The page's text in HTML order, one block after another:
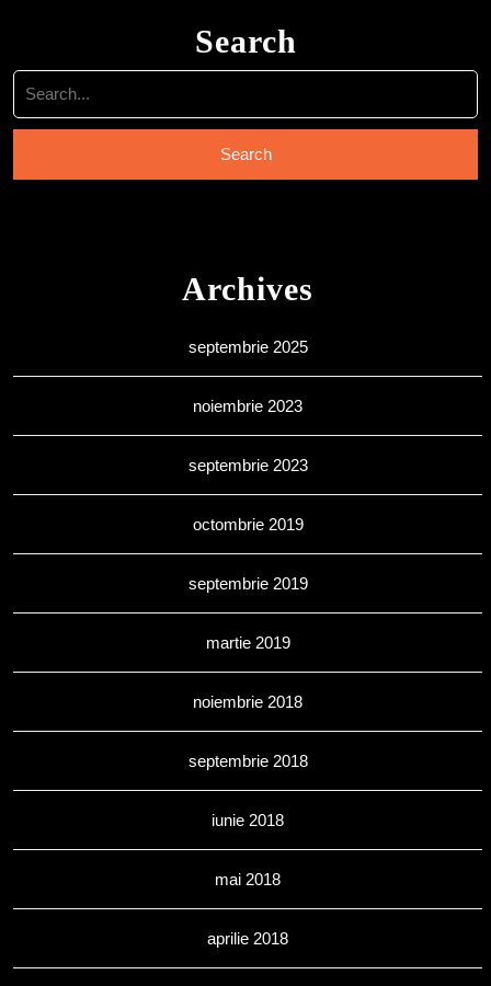
Search
Search
for:
Archives
septembrie 2025
noiembrie 2023
septembrie 2023
octombrie 2019
septembrie 2019
martie 2019
noiembrie 2018
septembrie 2018
iunie 2018
mai 2018
aprilie 2018